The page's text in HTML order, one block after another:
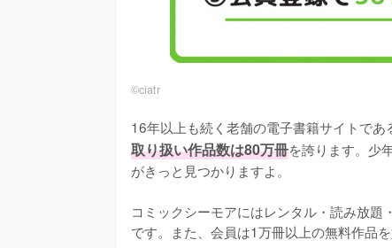
©︎ciatr
16年以上も続く老舗の電子書籍サイトで
取り扱い作品数は80万冊を誇ります。少
がきっと見つかりますよ。
コミックシーモアにはレンタル・読み放
です。また、会員は1万冊以上の無料作品